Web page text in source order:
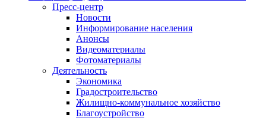
Пресс-центр
Новости
Информирование населения
Анонсы
Видеоматериалы
Фотоматериалы
Деятельность
Экономика
Градостроительство
Жилищно-коммунальное хозяйство
Благоустройство